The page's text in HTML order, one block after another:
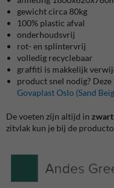
gewicht circa 80kg
100% plastic afval
onderhoudsvrij
rot- en splintervrij
volledig recyclebaar
graffiti is makkelijk
product snel nodig?
Govaplast Oslo (Sand
De voeten zijn altijd in zwart
zitvlak kun je bij de